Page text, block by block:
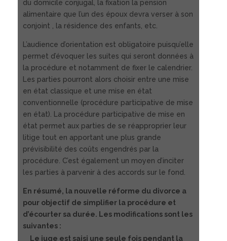
du domicile conjugal, la fixation la pension
alimentaire que l’un des époux devra verser à son
conjoint , la résidence des enfants, etc.
L’audience d’orientation est obligatoire puisqu’elle
permet d’évoquer les suites qui seront données à
la procédure et notamment de fixer le calendrier.
Les parties pourront alors choisir entre une mise
en état classique et une mise en état
conventionnelle (procédure participative de mise
en état). La procédure participative de mise en
état permet aux parties de se réapproprier leur
litige tout en apportant une plus grande
prévisibilité des coûts engendrés par la
procédure. C’est également un moyen d’inciter
les parties à parvenir à des accords sur le fond.
En résumé, la nouvelle réforme du divorce a
pour objectif de simplifier la procédure et
d’écourter sa durée. Les modifications sont les
suivantes :
Le juge est saisi une seule fois pendant la